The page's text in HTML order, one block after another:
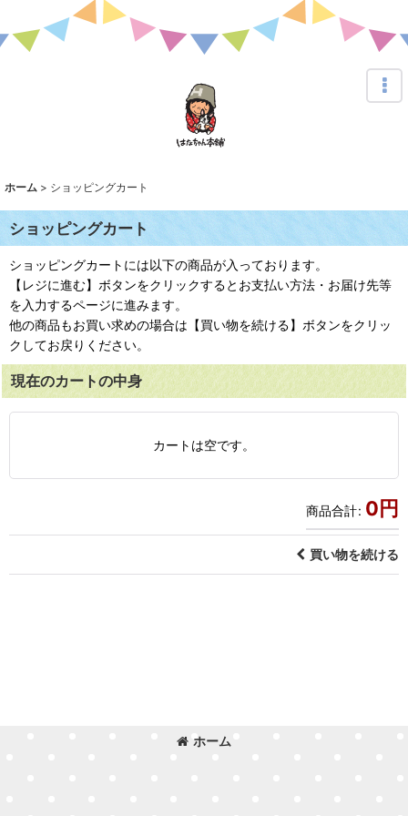
ホーム > ショッピングカート
ショッピングカート
ショッピングカートには以下の商品が入っております。
【レジに進む】ボタンをクリックするとお支払い方法・お届け先等
を入力するページに進みます。
他の商品もお買い求めの場合は【買い物を続ける】ボタンをクリッ
クしてお戻りください。
現在のカートの中身
カートは空です。
商品合計: 0円
買い物を続ける
ホーム